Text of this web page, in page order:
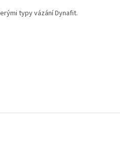
typy vázání Dynafit.